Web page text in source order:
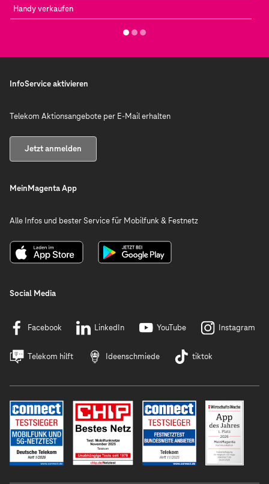
Handy verkaufen
InfoService aktivieren
Telekom Aktionsangebote per E-Mail erhalten
Jetzt anmelden
MeinMagenta App
Alle Infos und bester Service für Mobilfunk & Festnetz
Social Media
Facebook LinkedIn YouTube Instagram
Telekom hilft Ideenschmiede tiktok